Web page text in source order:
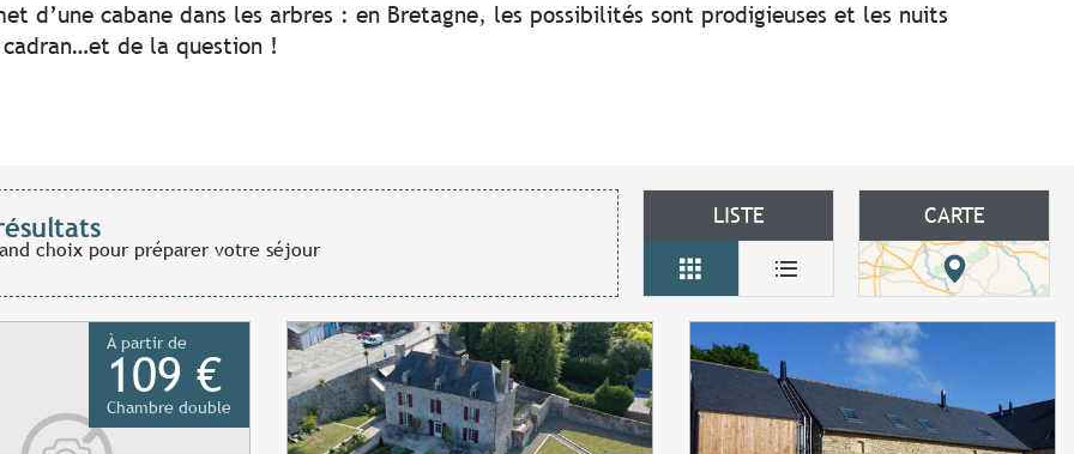
d’une cabane dans les arbres : en Bretagne, les possibilités sont prodigieuses et les nuits
de la question !
choix pour préparer votre séjour
LISTE CARTE
À partir de
109 €
Chambre double